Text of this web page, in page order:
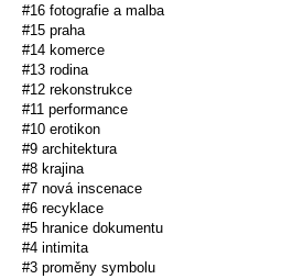
#16 fotografie a malba
#15 praha
#14 komerce
#13 rodina
#12 rekonstrukce
#11 performance
#10 erotikon
#9 architektura
#8 krajina
#7 nová inscenace
#6 recyklace
#5 hranice dokumentu
#4 intimita
#3 proměny symbolu